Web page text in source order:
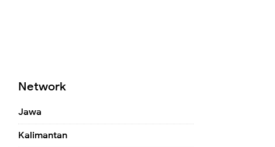
Network
Jawa
Kalimantan